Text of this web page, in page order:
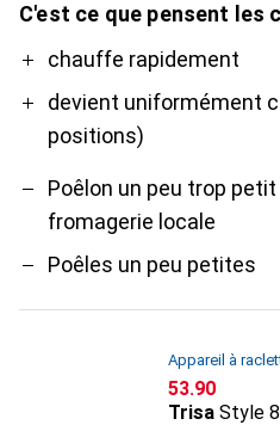
C'est ce que pensent les
Prochauffe rapidement
devient uniformément
positions)
Contre
Poêlon un peu trop
fromagerie locale
Poêles un peu petites
Appareil à
CHF
53.90
Trisa Style 8